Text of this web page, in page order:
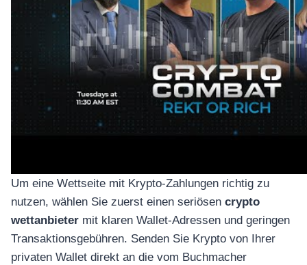
เครื่องกดน้ำร้อน
เครื่องปั่นผลไม้
สินค้าตามแบรนด์
Um eine Wettseite mit Krypto-Zahlungen richtig zu
nutzen, wählen Sie zuerst einen seriösen crypto
wettanbieter mit klaren Wallet-Adressen und geringen
Transaktionsgebühren. Senden Sie Krypto von Ihrer
privaten Wallet direkt an die vom Buchmacher